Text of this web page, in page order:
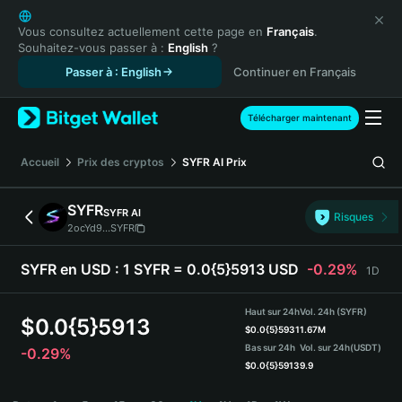
English
日本語
Tiếng Việt
Español (Latinoamérica)
Türkçe
Français
Deutsch
繁體中文
Português (Portugal)
Bahasa Indonesia
ภาษาไทย
Español
Español (Argentina)
Vous consultez actuellement cette page en Français.
Souhaitez-vous passer à : English ?
Passer à : English
Continuer en Français
Télécharger maintenant
Accueil Prix des cryptos SYFR AI Prix
SYFRSYFR AI
2ocYd9...SYFR
Risques
SYFR en USD : 1 SYFR = 0.0{5}5913 USD -0.29% 1D
$0.0{5}5913
-0.29%
Haut sur 24h
$0.0{5}5931
Bas sur 24h
$0.0{5}5913
Vol. 24h (SYFR)
1.67M
Vol. sur 24h(USDT)
9.9